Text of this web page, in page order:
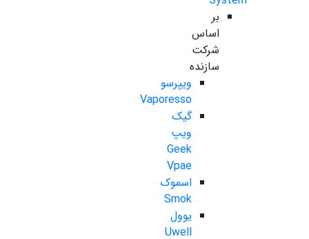
بر
اساس
شرکت
سازنده
ویپرسو
Vaporesso
گیک
ویپ
Geek
Vpae
اسموک
Smok
یوول
Uwell